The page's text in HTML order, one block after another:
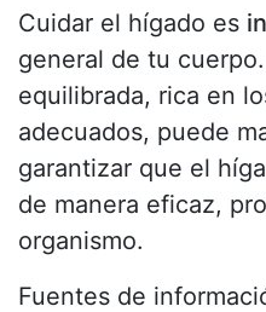
Cuidar el hígado es
general de tu
equilibrada, rica en
adecuados, puede
garantizar que el
de manera eficaz,
organismo.
Fuentes de